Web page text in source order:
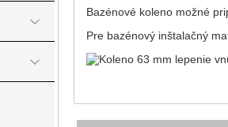
Bazénové koleno možné
Pre bazénový inštalačný